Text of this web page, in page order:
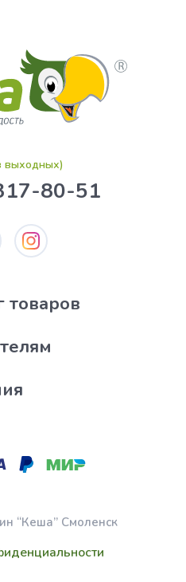
выходных)
80-51
товаров
“Кеша” Смоленск